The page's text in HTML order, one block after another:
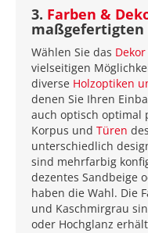
3. Farben &
maßgefertigten
Wählen Sie das Dekor
vielseitigen
diverse Holzoptiken
denen Sie Ihren
auch optisch optimal
Korpus und Türen
unterschiedlich
sind mehrfarbig
dezentes Sandbeige
haben die Wahl. Die
und Kaschmirgrau
oder Hochglanz